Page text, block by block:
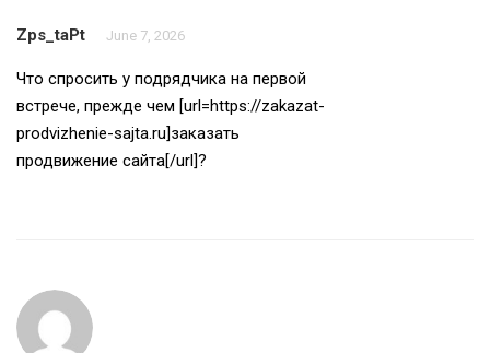
Zps_taPt June 7, 2026
Что спросить у подрядчика на первой
встрече, прежде чем [url=https://zakazat-
prodvizhenie-sajta.ru]заказать
продвижение сайта[/url]?